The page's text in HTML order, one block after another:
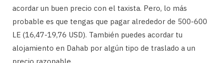
acordar un buen precio con el taxista. Pero, lo más
probable es que tengas que pagar alrededor de 500-600
LE (16,47-19,76 USD). También puedes acordar tu
alojamiento en Dahab por algún tipo de traslado a un